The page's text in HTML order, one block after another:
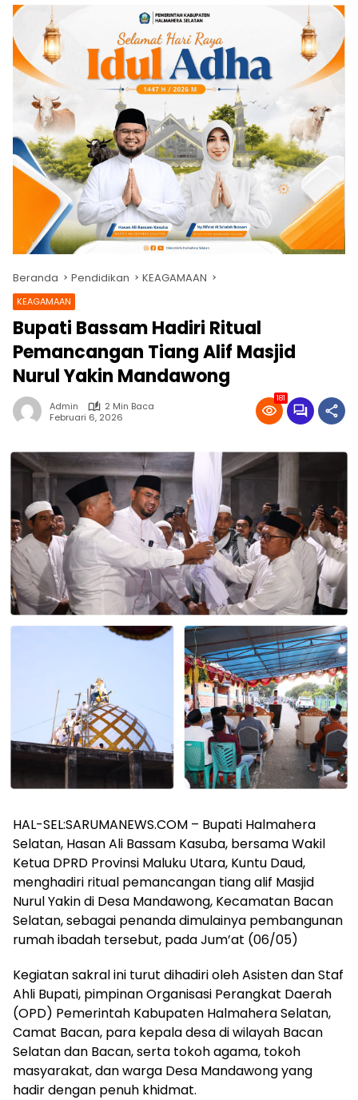
Beranda Pendidikan KEAGAMAAN
KEAGAMAAN
Bupati Bassam Hadiri Ritual
Pemancangan Tiang Alif Masjid
Nurul Yakin Mandawong
Admin
2 Min Baca
Februari 6, 2026
181
HAL-SEL:SARUMANEWS.COM – Bupati Halmahera
Selatan, Hasan Ali Bassam Kasuba, bersama Wakil
Ketua DPRD Provinsi Maluku Utara, Kuntu Daud,
menghadiri ritual pemancangan tiang alif Masjid
Nurul Yakin di Desa Mandawong, Kecamatan Bacan
Selatan, sebagai penanda dimulainya pembangunan
rumah ibadah tersebut, pada Jum’at (06/05)
Kegiatan sakral ini turut dihadiri oleh Asisten dan Staf
Ahli Bupati, pimpinan Organisasi Perangkat Daerah
(OPD) Pemerintah Kabupaten Halmahera Selatan,
Camat Bacan, para kepala desa di wilayah Bacan
Selatan dan Bacan, serta tokoh agama, tokoh
masyarakat, dan warga Desa Mandawong yang
hadir dengan penuh khidmat.